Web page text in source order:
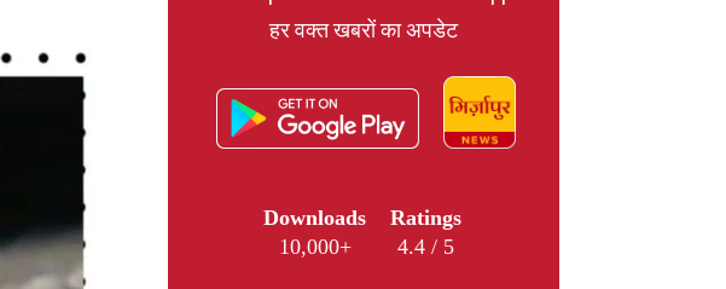
हर वक्त खबरों का अपडेट
Downloads
10,000+
Ratings
4.4 / 5